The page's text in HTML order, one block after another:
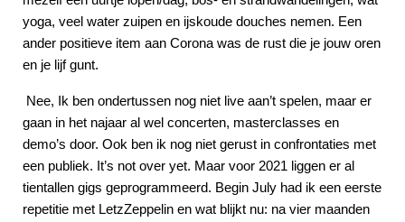
yoga, veel water zuipen en ijskoude douches nemen. Een
ander positieve item aan Corona was de rust die je jouw oren
en je lijf gunt.
Nee, Ik ben ondertussen nog niet live aan’t spelen, maar er
gaan in het najaar al wel concerten, masterclasses en
demo’s door. Ook ben ik nog niet gerust in confrontaties met
een publiek. It’s not over yet. Maar voor 2021 liggen er al
tientallen gigs geprogrammeerd. Begin July had ik een eerste
repetitie met LetzZeppelin en wat blijkt nu: na vier maanden